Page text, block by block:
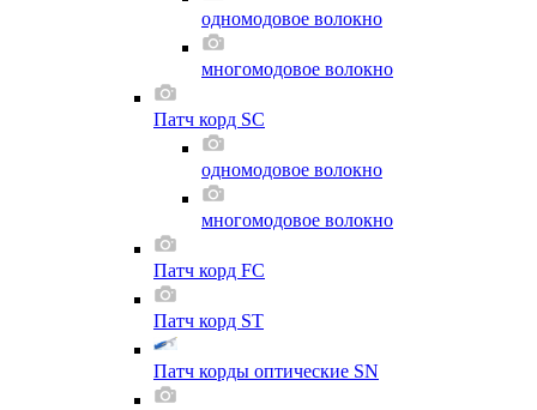
одномодовое волокно
многомодовое волокно
Патч корд SC
одномодовое волокно
многомодовое волокно
Патч корд FC
Патч корд ST
Патч корды оптические SN